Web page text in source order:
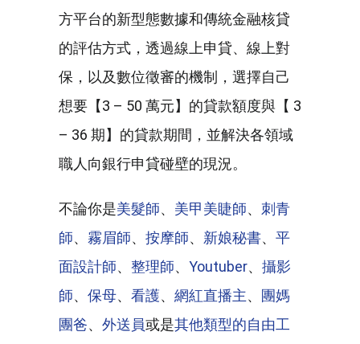
方平台的新型態數據和傳統金融核貸
的評估方式，透過線上申貸、線上對
保，以及數位徵審的機制，選擇自己
想要【3 – 50 萬元】的貸款額度與【 3
– 36 期】的貸款期間，並解決各領域
職人向銀行申貸碰壁的現況。
不論你是美髮師、 美甲美睫師、 刺青
師、 霧眉師、 按摩師、 新娘秘書、 平
面設計師、 整理師、 Youtuber、 攝影
師、 保母、 看護、 網紅直播主、
團媽
團爸、 外送員或是其他類型的自由工